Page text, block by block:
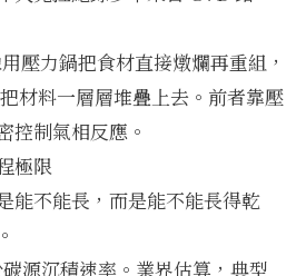
壓力鍋把食材直接燉爛再重組，
材料一層層堆疊上去。前者靠壓
控制氣相反應。
極限
能不能長，而是能不能長得乾
源沉積速率。業界估算，典型